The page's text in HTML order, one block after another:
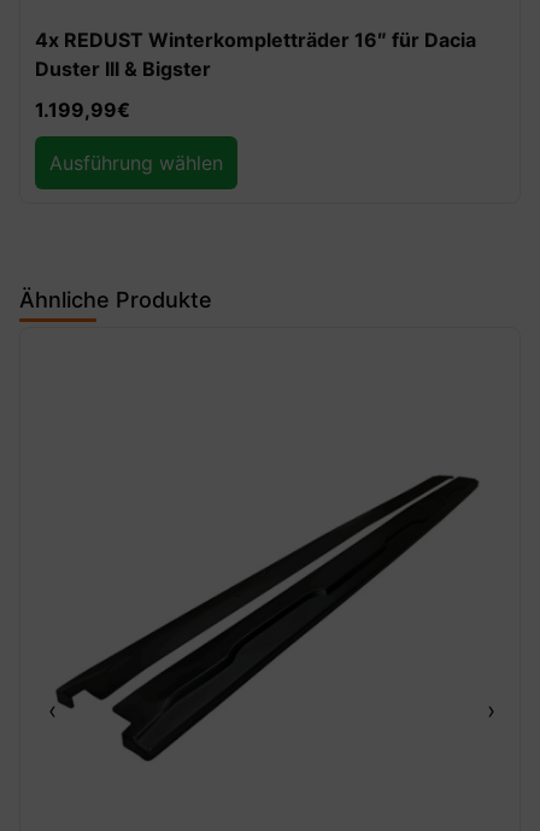
4x REDUST Winterkompletträder 16″ für Dacia
Duster III & Bigster
1.199,99€
Ausführung wählen
Ähnliche Produkte
‹ ›